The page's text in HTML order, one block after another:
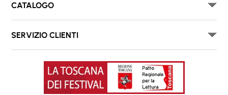
CATALOGO
SERVIZIO CLIENTI